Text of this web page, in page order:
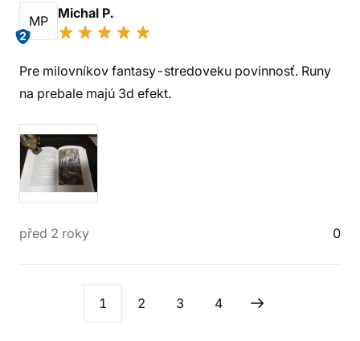
MP
2
Michal P.
Pre milovníkov fantasy-stredoveku povinnosť. Runy
na prebale majú 3d efekt.
před 2 roky 0
1 2 3 4